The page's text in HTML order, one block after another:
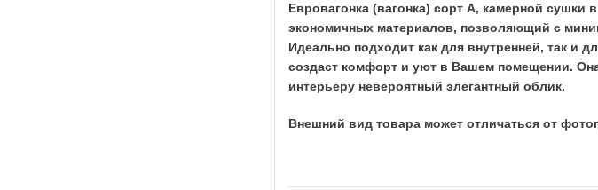
Евровагонка (вагонка) сорт А, камерной сушки
экономичных материалов, позволяющий с
Идеально подходит как для внутренней, так и
создаст комфорт и уют в Вашем помещении.
интерьеру невероятный элегантный облик.
Внешний вид товара может отличаться от